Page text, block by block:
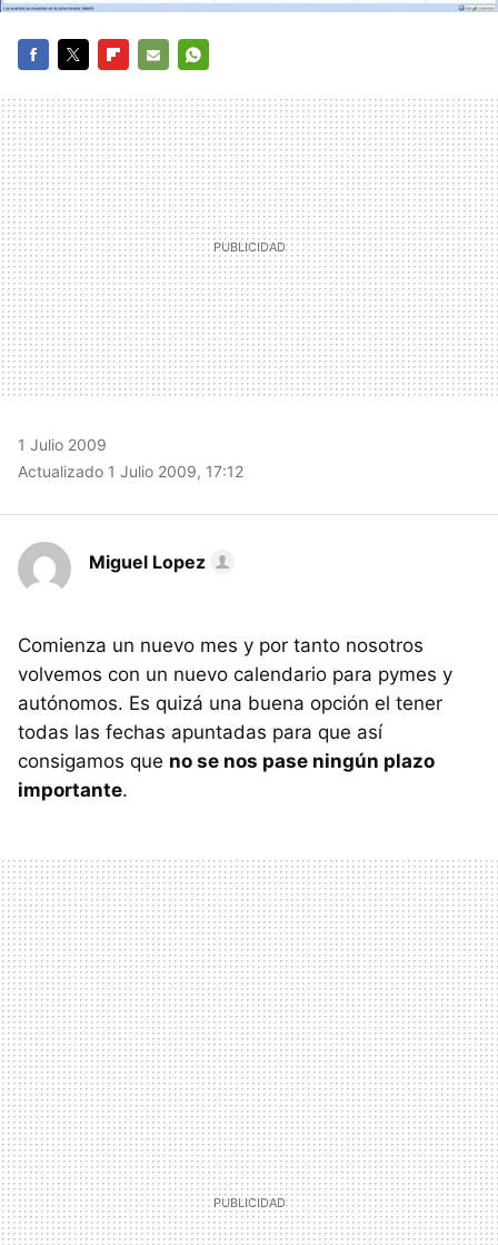
MAIL
1 Julio 2009
Actualizado 1 Julio 2009, 17:12
Miguel Lopez
Comienza un nuevo mes y por tanto nosotros
volvemos con un nuevo calendario para pymes y
autónomos. Es quizá una buena opción el tener
todas las fechas apuntadas para que así
consigamos que no se nos pase ningún plazo
importante.